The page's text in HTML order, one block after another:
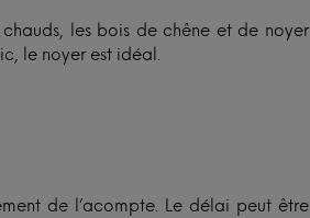
chauds, les bois de chêne et de noyer
le noyer est idéal.
de l’acompte. Le délai peut être